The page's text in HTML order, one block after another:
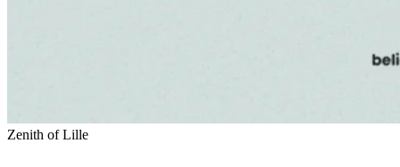
Zenith of Lille